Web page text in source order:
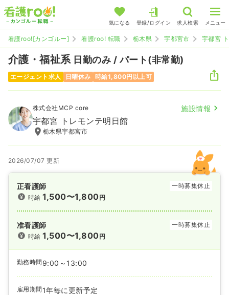
気になる 登録/ログイン 求人検索 メニュー
看護roo![カンゴルー] 看護roo! 転職 栃木県 宇都宮市 宇都宮
介護・福祉系 日勤のみ / パート(非常勤)
エージェント求人 日曜休み 時給1,800円以上可
株式会社MCP core 施設情報
宇都宮 トレモンテ明日館
栃木県宇都宮市
2026/07/07 更新
正看護師
一時募集休止
時給1,500〜1,800円
准看護師
一時募集休止
時給1,500〜1,800円
勤務時間 9:00～13:00
雇用期間 1年毎に更新予定